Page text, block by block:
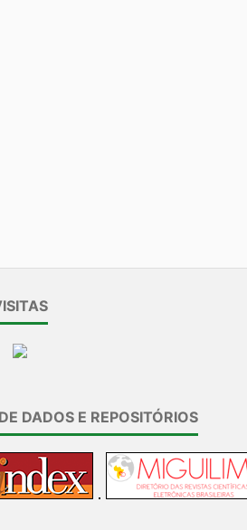
DADOS E REPOSITÓRIOS